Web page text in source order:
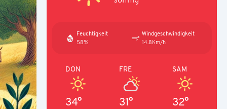
Feuchtigkeit
58%
Windgeschwindigkeit
14.8Km/h
DON
34°
FRE
31°
SAM
32°